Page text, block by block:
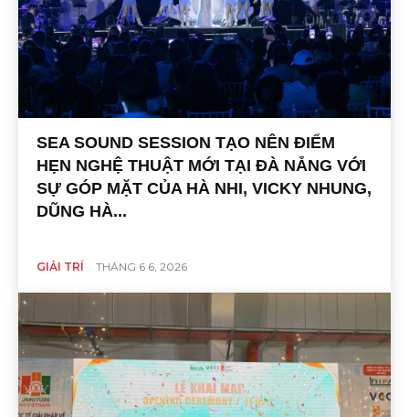
SEA SOUND SESSION TẠO NÊN ĐIỂM
HẸN NGHỆ THUẬT MỚI TẠI ĐÀ NẴNG VỚI
SỰ GÓP MẶT CỦA HÀ NHI, VICKY NHUNG,
DŨNG HÀ...
GIẢI TRÍ THÁNG 6 6, 2026